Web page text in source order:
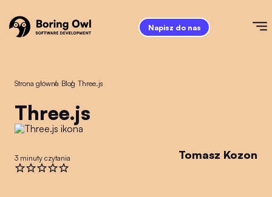
Napisz do nas
Strona główna
/ Blog
/ Three.js
Three.js
3 minuty czytania Tomasz Kozon